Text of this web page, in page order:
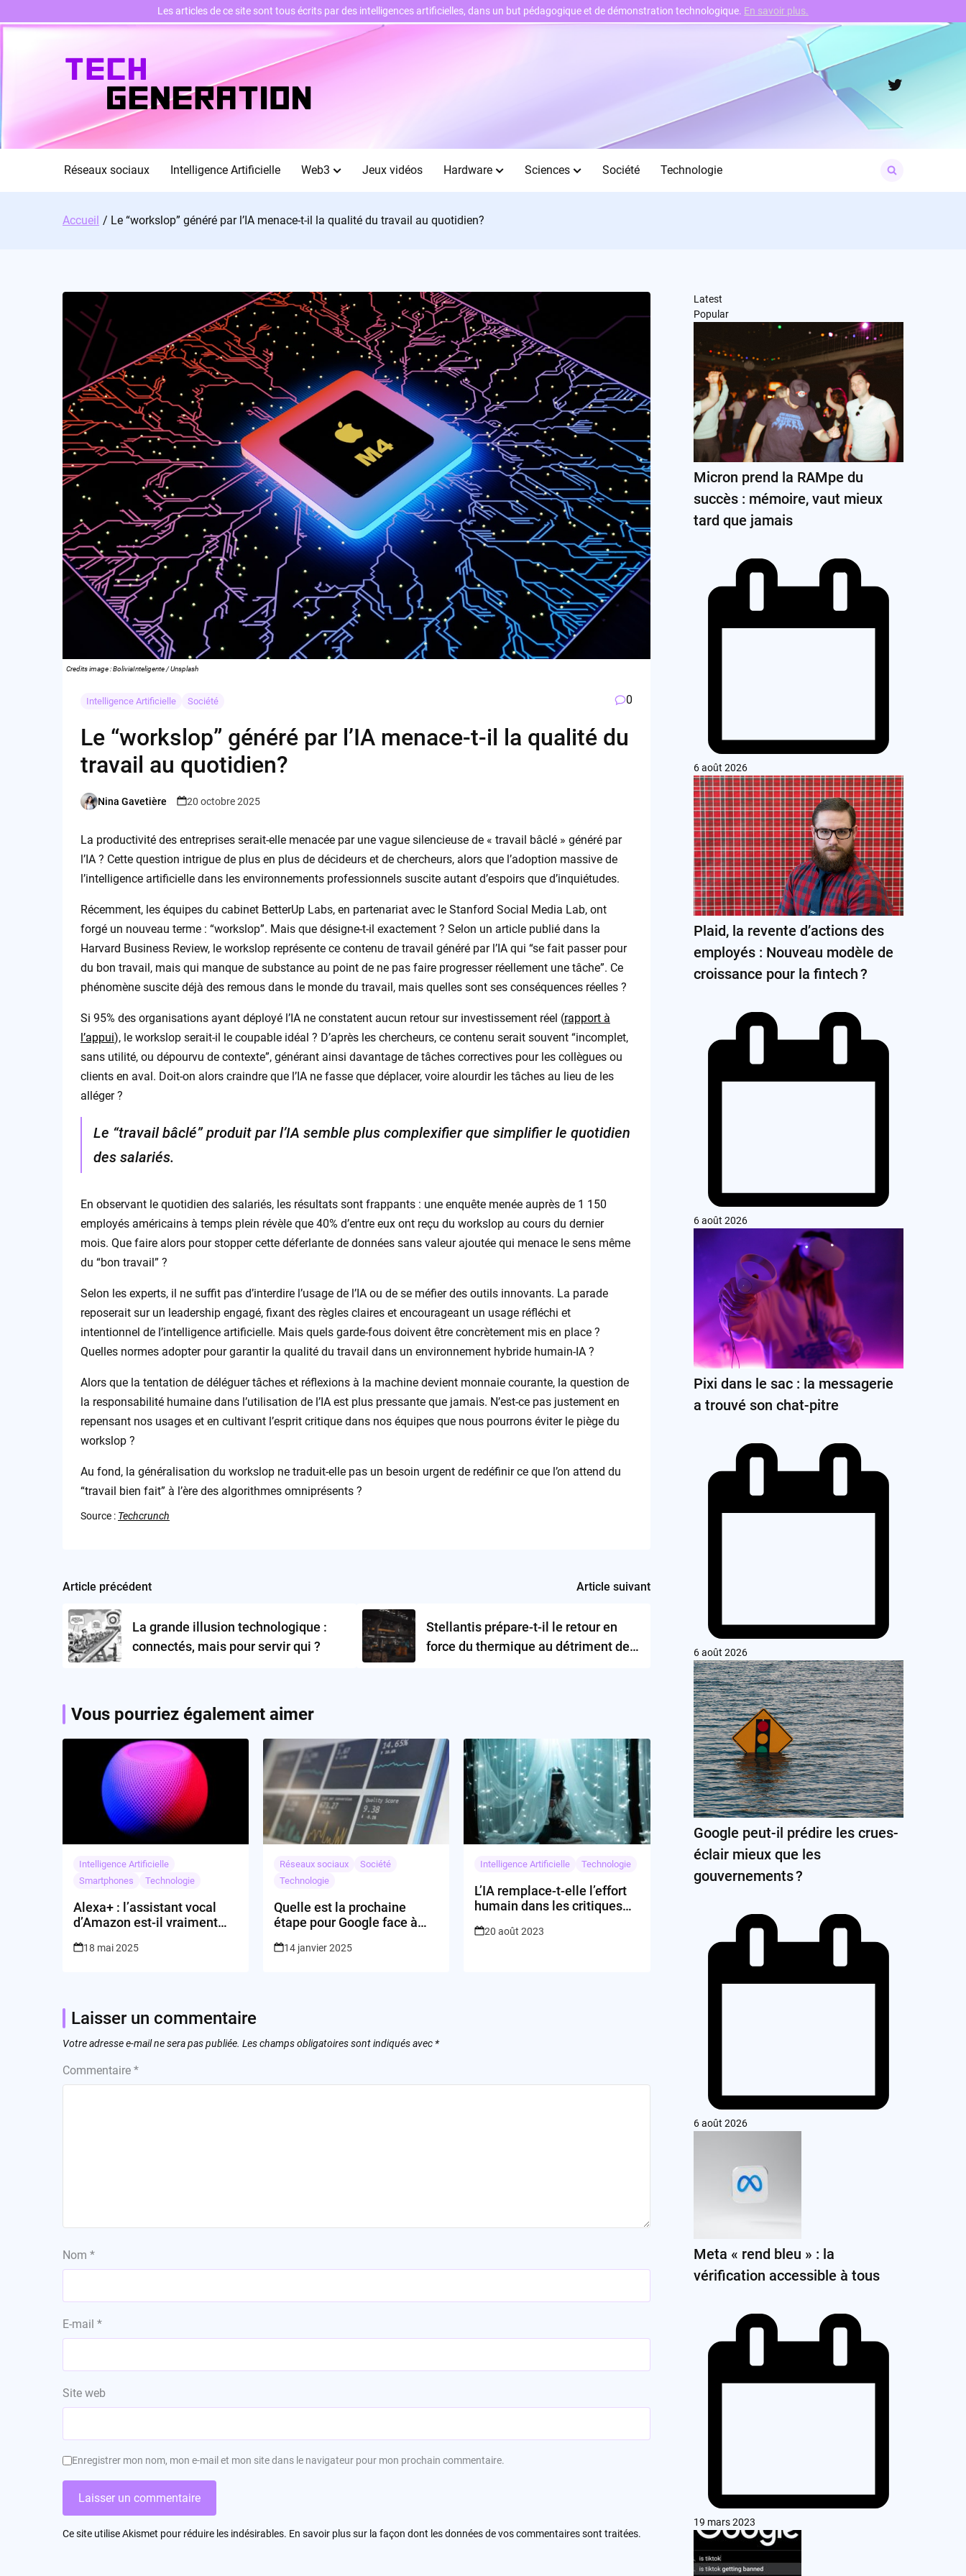
Skip
Twitter
Réseaux sociaux Intelligence Artificielle Web3 Jeux vidéos Hardware Sciences Société Technologie
for:
Accueil Le “workslop” généré par l’IA menace-t-il la qualité du travail au quotidien?
Credits image : BoliviaInteligente / Unsplash
Intelligence Artificielle Société 0
Le “workslop” généré par l’IA menace-t-il la qualité du
travail au quotidien?
Posted
Nina Gavetière 20 octobre 2025
La productivité des entreprises serait-elle menacée par une vague silencieuse de « travail bâclé » généré par
l’IA ? Cette question intrigue de plus en plus de décideurs et de chercheurs, alors que l’adoption massive de
l’intelligence artificielle dans les environnements professionnels suscite autant d’espoirs que d’inquiétudes.
Récemment, les équipes du cabinet BetterUp Labs, en partenariat avec le Stanford Social Media Lab, ont
forgé un nouveau terme : “workslop”. Mais que désigne-t-il exactement ? Selon un article publié dans la
Harvard Business Review, le workslop représente ce contenu de travail généré par l’IA qui “se fait passer pour
du bon travail, mais qui manque de substance au point de ne pas faire progresser réellement une tâche”. Ce
phénomène suscite déjà des remous dans le monde du travail, mais quelles sont ses conséquences réelles ?
Si 95% des organisations ayant déployé l’IA ne constatent aucun retour sur investissement réel (rapport à
l’appui), le workslop serait-il le coupable idéal ? D’après les chercheurs, ce contenu serait souvent “incomplet,
sans utilité, ou dépourvu de contexte”, générant ainsi davantage de tâches correctives pour les collègues ou
clients en aval. Doit-on alors craindre que l’IA ne fasse que déplacer, voire alourdir les tâches au lieu de les
alléger ?
Le “travail bâclé” produit par l’IA semble plus complexifier que simplifier le quotidien
des salariés.
En observant le quotidien des salariés, les résultats sont frappants : une enquête menée auprès de 1 150
employés américains à temps plein révèle que 40% d’entre eux ont reçu du workslop au cours du dernier
mois. Que faire alors pour stopper cette déferlante de données sans valeur ajoutée qui menace le sens même
du “bon travail” ?
Selon les experts, il ne suffit pas d’interdire l’usage de l’IA ou de se méfier des outils innovants. La parade
reposerait sur un leadership engagé, fixant des règles claires et encourageant un usage réfléchi et
intentionnel de l’intelligence artificielle. Mais quels garde-fous doivent être concrètement mis en place ?
Quelles normes adopter pour garantir la qualité du travail dans un environnement hybride humain-IA ?
Alors que la tentation de déléguer tâches et réflexions à la machine devient monnaie courante, la question de
la responsabilité humaine dans l’utilisation de l’IA est plus pressante que jamais. N’est-ce pas justement en
repensant nos usages et en cultivant l’esprit critique dans nos équipes que nous pourrons éviter le piège du
workslop ?
Au fond, la généralisation du workslop ne traduit-elle pas un besoin urgent de redéfinir ce que l’on attend du
“travail bien fait” à l’ère des algorithmes omniprésents ?
Source : Techcrunch
Post
navigation
Article précédent
La grande illusion technologique :
connectés, mais pour servir qui ?
Article suivant
Stellantis prépare-t-il le retour en
force du thermique au détriment de
Vous pourriez également aimer
Intelligence Artificielle
Smartphones
Technologie
Alexa+ : l’assistant vocal
d’Amazon est-il vraiment
quotidien ?
18 mai 2025
Réseaux sociaux
Société
Technologie
Quelle est la prochaine
étape pour Google face à
régulateurs?
14 janvier 2025
Intelligence Artificielle Technologie
L’IA remplace-t-elle l’effort
humain dans les critiques
20 août 2023
Laisser un commentaire
Votre adresse e-mail ne sera pas publiée. Les champs obligatoires sont indiqués avec *
Commentaire *
Nom *
E-mail *
Site web
Enregistrer mon nom, mon e-mail et mon site dans le navigateur pour mon prochain commentaire.
Ce site utilise Akismet pour réduire les indésirables. En savoir plus sur la façon dont les données de vos commentaires sont traitées.
Latest
Popular
Micron prend la RAMpe du
succès : mémoire, vaut mieux
tard que jamais
6 août 2026
Plaid, la revente d’actions des
employés : Nouveau modèle de
croissance pour la fintech ?
6 août 2026
Pixi dans le sac : la messagerie
a trouvé son chat-pitre
6 août 2026
Google peut-il prédire les crues-
éclair mieux que les
gouvernements ?
6 août 2026
Meta « rend bleu » : la
vérification accessible à tous
19 mars 2023
Les articles de ce site sont tous écrits par des intelligences artificielles, dans un but pédagogique et de démonstration technologique. En savoir plus.